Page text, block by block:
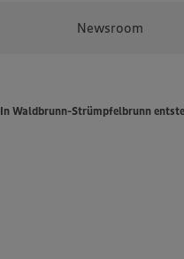
Newsroom
Pressemeldungen
In Waldbrunn-Strümpfelbrunn